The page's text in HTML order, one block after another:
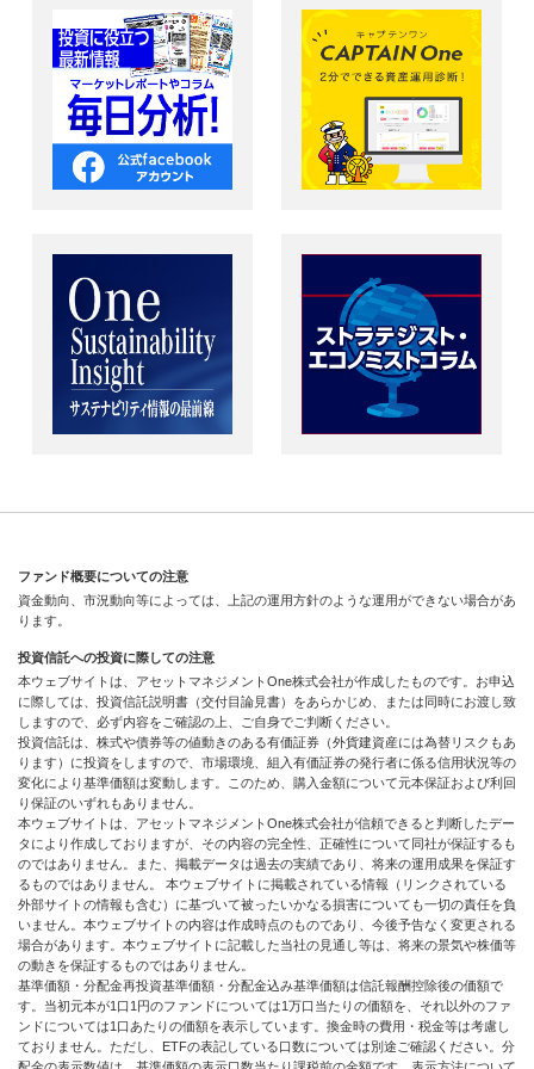
ファンド概要についての注意
資金動向、市況動向等によっては、上記の運用方針のような運用ができない場合があ
ります。
投資信託への投資に際しての注意
本ウェブサイトは、アセットマネジメントOne株式会社が作成したものです。お申込
に際しては、投資信託説明書（交付目論見書）をあらかじめ、または同時にお渡し致
しますので、必ず内容をご確認の上、ご自身でご判断ください。
投資信託は、株式や債券等の値動きのある有価証券（外貨建資産には為替リスクもあ
ります）に投資をしますので、市場環境、組入有価証券の発行者に係る信用状況等の
変化により基準価額は変動します。このため、購入金額について元本保証および利回
り保証のいずれもありません。
本ウェブサイトは、アセットマネジメントOne株式会社が信頼できると判断したデー
タにより作成しておりますが、その内容の完全性、正確性について同社が保証するも
のではありません。また、掲載データは過去の実績であり、将来の運用成果を保証す
るものではありません。 本ウェブサイトに掲載されている情報（リンクされている
外部サイトの情報も含む）に基づいて被ったいかなる損害についても一切の責任を負
いません。本ウェブサイトの内容は作成時点のものであり、今後予告なく変更される
場合があります。本ウェブサイトに記載した当社の見通し等は、将来の景気や株価等
の動きを保証するものではありません。
基準価額・分配金再投資基準価額・分配金込み基準価額は信託報酬控除後の価額で
す。当初元本が1口1円のファンドについては1万口当たりの価額を、それ以外のファ
ンドについては1口あたりの価額を表示しています。換金時の費用・税金等は考慮し
ておりません。ただし、ETFの表記している口数については別途ご確認ください。分